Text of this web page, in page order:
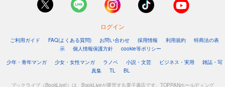
ログイン
ご利用ガイド FAQ(よくある質問) お問い合わせ 採用情報 利用規約
特商法の表
示
個人情報保護方針
cookie等ポリシー
少年・青年マンガ
少女・女性マンガ ラノベ 小説・文芸 ビジネス・実用
雑誌・写
真集
TL BL
ブックライブ（BookLive!）は、BookLiveが運営する電子書店です。TOPPANホールディング